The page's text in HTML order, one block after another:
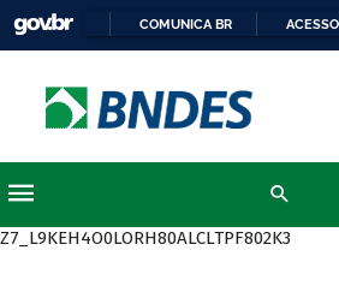
COMUNICA BR
Z7_L9KEH4O0LORH80ALCLTPF802K3